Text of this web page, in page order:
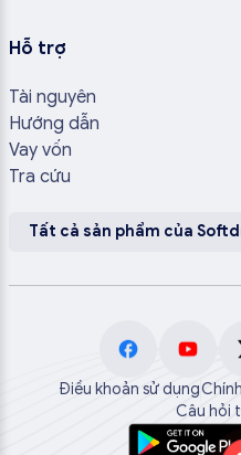
Hỗ trợ
Tài nguyên
Hướng dẫn
Vay vốn
Tra cứu
Tất cả sản phẩm của
Điều khoản sử dụng
Câu hỏi